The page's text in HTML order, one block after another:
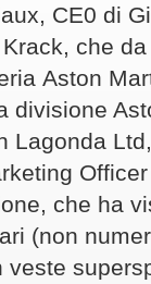
CE0 di
che
Aston
divisione
Lagonda
che ha
(non
veste